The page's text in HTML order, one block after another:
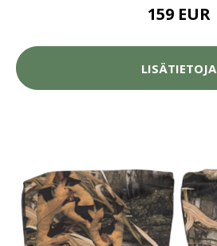
159 EUR
LISÄTIETOJA